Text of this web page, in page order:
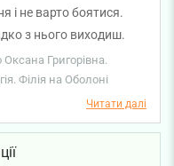
і не варто боятися.
з нього виходиш.
що не відчуваєш,
Велике дякую
Степаненко О.Г. (м/с)
І.О.(м/с).
Оксана Григорівна.
Філія на Оболоні
Читати далі